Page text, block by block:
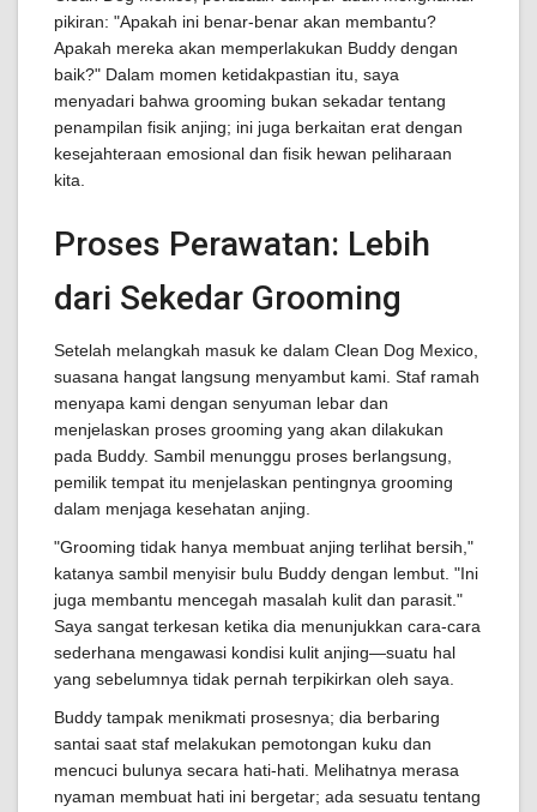
pikiran: "Apakah ini benar-benar akan membantu?
Apakah mereka akan memperlakukan Buddy dengan
baik?" Dalam momen ketidakpastian itu, saya
menyadari bahwa grooming bukan sekadar tentang
penampilan fisik anjing; ini juga berkaitan erat dengan
kesejahteraan emosional dan fisik hewan peliharaan
kita.
Proses Perawatan: Lebih
dari Sekedar Grooming
Setelah melangkah masuk ke dalam Clean Dog Mexico,
suasana hangat langsung menyambut kami. Staf ramah
menyapa kami dengan senyuman lebar dan
menjelaskan proses grooming yang akan dilakukan
pada Buddy. Sambil menunggu proses berlangsung,
pemilik tempat itu menjelaskan pentingnya grooming
dalam menjaga kesehatan anjing.
"Grooming tidak hanya membuat anjing terlihat bersih,"
katanya sambil menyisir bulu Buddy dengan lembut. "Ini
juga membantu mencegah masalah kulit dan parasit."
Saya sangat terkesan ketika dia menunjukkan cara-cara
sederhana mengawasi kondisi kulit anjing—suatu hal
yang sebelumnya tidak pernah terpikirkan oleh saya.
Buddy tampak menikmati prosesnya; dia berbaring
santai saat staf melakukan pemotongan kuku dan
mencuci bulunya secara hati-hati. Melihatnya merasa
nyaman membuat hati ini bergetar; ada sesuatu tentang